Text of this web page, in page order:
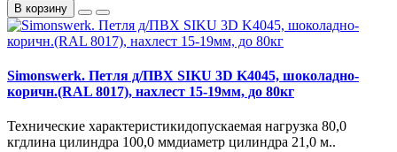
В корзину
Simonswerk. Петля д/ПВХ SIKU 3D K4045, шоколадно-
коричн.(RAL 8017), нахлест 15-19мм, до 80кг
Технические характеристикидопускаемая нагрузка 80,0
кгдлина цилиндра 100,0 ммдиаметр цилиндра 21,0 м..